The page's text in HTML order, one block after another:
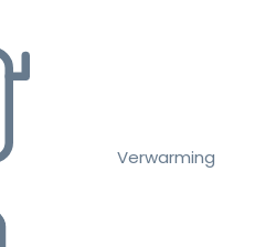
Verwarming